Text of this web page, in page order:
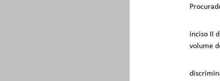
inciso II
volume